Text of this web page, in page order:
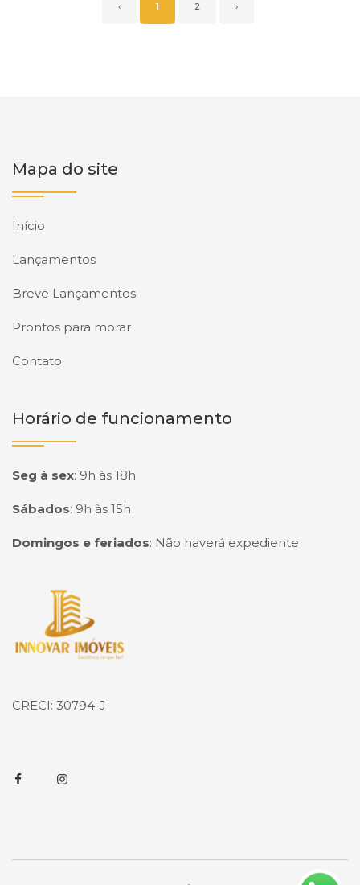
‹ 1 2 ›
Mapa do site
Início
Lançamentos
Breve Lançamentos
Prontos para morar
Contato
Horário de funcionamento
Seg à sex: 9h às 18h
Sábados: 9h às 15h
Domingos e feriados: Não haverá expediente
Página inicial
CRECI: 30794-J
FacebookInstagram